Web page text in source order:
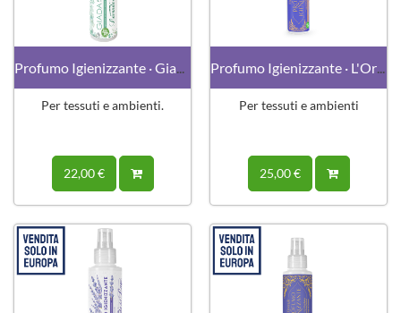
Profumo Igienizzante · Giada
Per tessuti e ambienti.
22,00 €
Profumo Igienizzante · L'Orientale
Per tessuti e ambienti
25,00 €